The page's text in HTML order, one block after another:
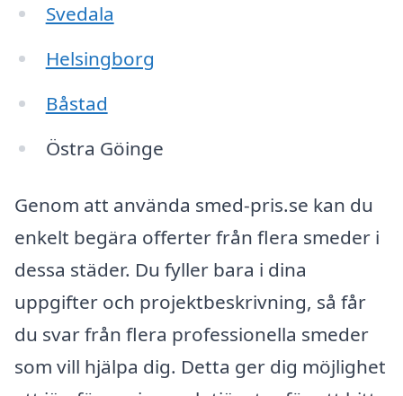
Svedala
Helsingborg
Båstad
Östra Göinge
Genom att använda smed-pris.se kan du
enkelt begära offerter från flera smeder i
dessa städer. Du fyller bara i dina
uppgifter och projektbeskrivning, så får
du svar från flera professionella smeder
som vill hjälpa dig. Detta ger dig möjlighet